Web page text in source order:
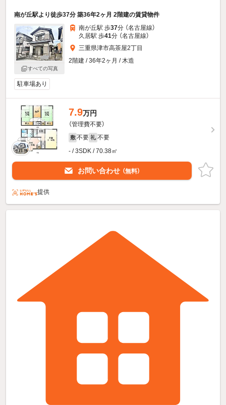
南が丘駅より徒歩37分 築36年2ヶ月 2階建の賃貸物件
すべての写真
南が丘駅 歩37分 （名古屋線）
久居駅 歩41分 （名古屋線）
三重県津市高茶屋2丁目
2階建 / 36年2ヶ月 / 木造
駐車場あり
7.9万円
（管理費不要）
敷 不要 礼 不要
- / 3SDK / 70.38㎡
お問い合わせ （無料）
提供